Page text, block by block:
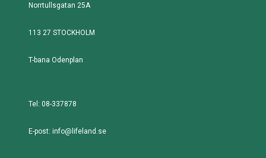
Norrtullsgatan 25A
113 27 STOCKHOLM
T-bana Odenplan
Tel: 08-337878
E-post: info@lifeland.se